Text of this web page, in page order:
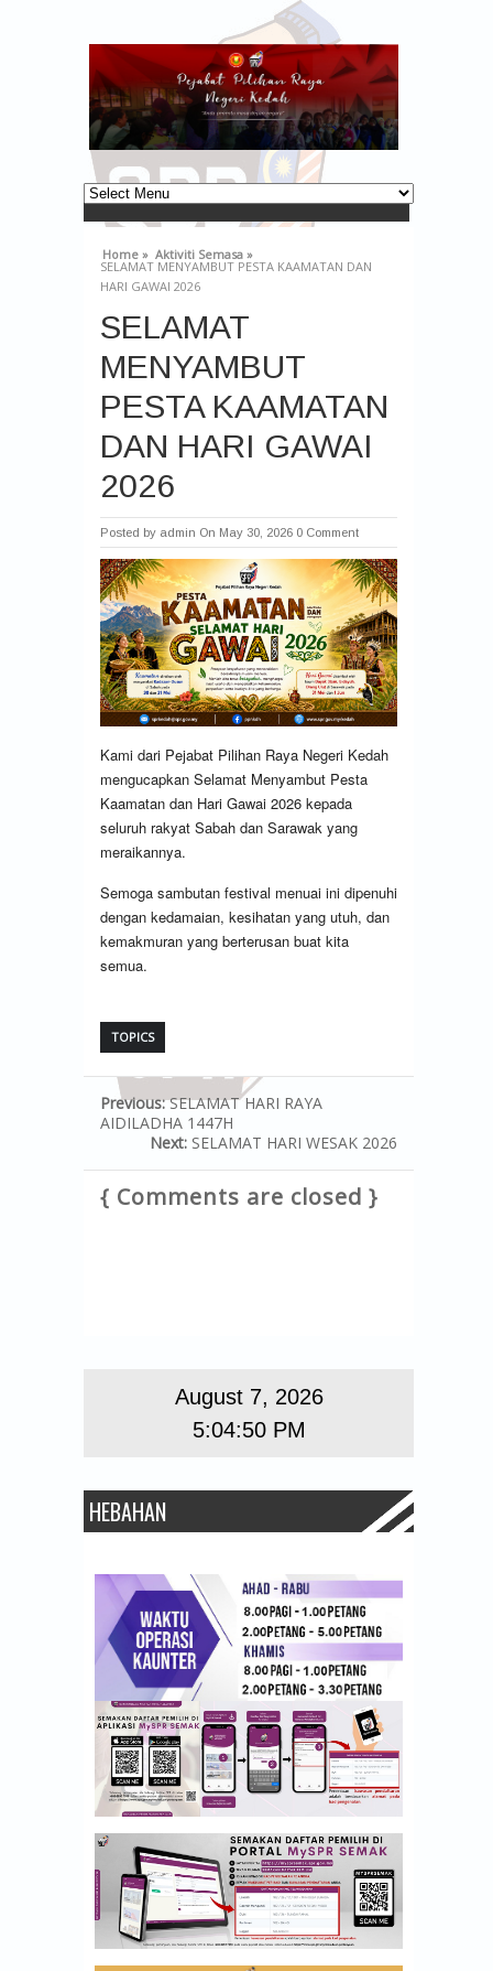
Home » Aktiviti Semasa »
SELAMAT MENYAMBUT PESTA KAAMATAN DAN
HARI GAWAI 2026
SELAMAT
MENYAMBUT
PESTA KAAMATAN
DAN HARI GAWAI
2026
Posted by admin On May 30, 2026 0 Comment
Kami dari Pejabat Pilihan Raya Negeri Kedah
mengucapkan Selamat Menyambut Pesta
Kaamatan dan Hari Gawai 2026 kepada
seluruh rakyat Sabah dan Sarawak yang
meraikannya.
Semoga sambutan festival menuai ini dipenuhi
dengan kedamaian, kesihatan yang utuh, dan
kemakmuran yang berterusan buat kita
semua.
TOPICS
Previous:SELAMAT HARI RAYA
AIDILADHA 1447H
Next: SELAMAT HARI WESAK 2026
{ Comments are closed }
August 7, 2026
5:04:50 PM
HEBAHAN